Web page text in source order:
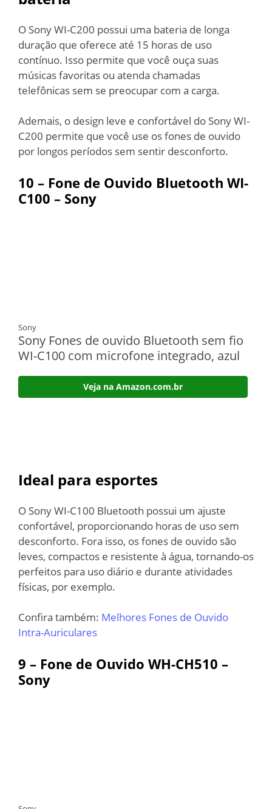
O Sony WI-C200 possui uma bateria de longa
duração que oferece até 15 horas de uso
contínuo. Isso permite que você ouça suas
músicas favoritas ou atenda chamadas
telefônicas sem se preocupar com a carga.
Ademais, o design leve e confortável do Sony WI-
C200 permite que você use os fones de ouvido
por longos períodos sem sentir desconforto.
10 – Fone de Ouvido Bluetooth WI-
C100 – Sony
Sony
Sony Fones de ouvido Bluetooth sem fio
WI-C100 com microfone integrado, azul
Veja na Amazon.com.br
Ideal para esportes
O Sony WI-C100 Bluetooth possui um ajuste
confortável, proporcionando horas de uso sem
desconforto. Fora isso, os fones de ouvido são
leves, compactos e resistente à água, tornando-os
perfeitos para uso diário e durante atividades
físicas, por exemplo.
Confira também: Melhores Fones de Ouvido
Intra-Auriculares
9 – Fone de Ouvido WH-CH510 –
Sony